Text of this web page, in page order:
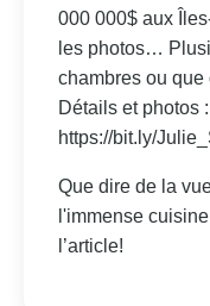
000 000$ aux
les photos…
chambres ou
Détails et photos :
https://bit.ly/
Que dire de la
l'immense
l’article!